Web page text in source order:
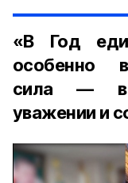
«В Год
особенно
сила — в
уважении и